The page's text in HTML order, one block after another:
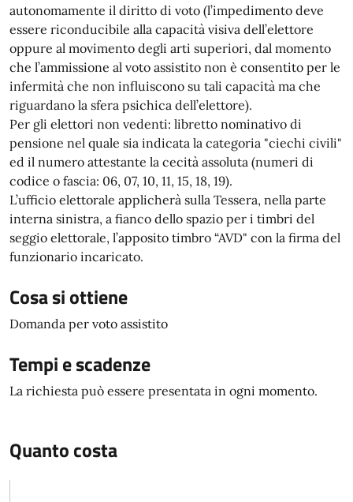
autonomamente il diritto di voto (l’impedimento deve
essere riconducibile alla capacità visiva dell’elettore
oppure al movimento degli arti superiori, dal momento
che l’ammissione al voto assistito non è consentito per le
infermità che non influiscono su tali capacità ma che
riguardano la sfera psichica dell’elettore).
Per gli elettori non vedenti: libretto nominativo di
pensione nel quale sia indicata la categoria "ciechi civili"
ed il numero attestante la cecità assoluta (numeri di
codice o fascia: 06, 07, 10, 11, 15, 18, 19).
L’ufficio elettorale applicherà sulla Tessera, nella parte
interna sinistra, a fianco dello spazio per i timbri del
seggio elettorale, l’apposito timbro “AVD" con la firma del
funzionario incaricato.
Cosa si ottiene
Domanda per voto assistito
Tempi e scadenze
La richiesta può essere presentata in ogni momento.
Quanto costa